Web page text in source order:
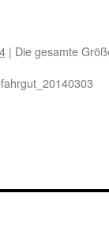
| Die gesamte